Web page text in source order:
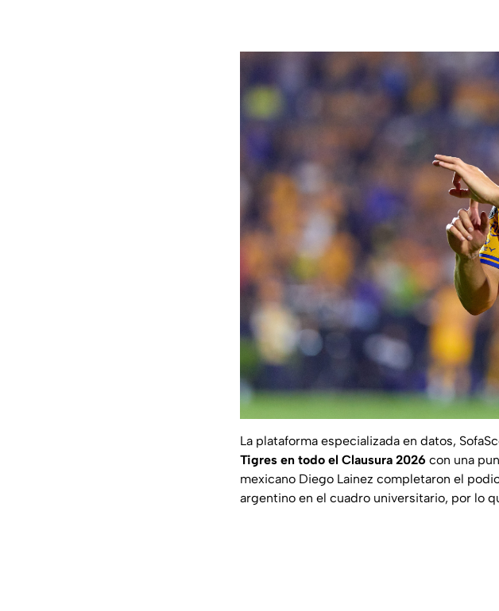
La plataforma especializada en datos,
Tigres en todo el Clausura 2026 con una
mexicano Diego Lainez completaron el
argentino en el cuadro universitario, por lo